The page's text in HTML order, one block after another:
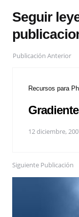
Seguir
Publicación Anterior
Recursos para
12 diciembre,
Siguiente Publicación